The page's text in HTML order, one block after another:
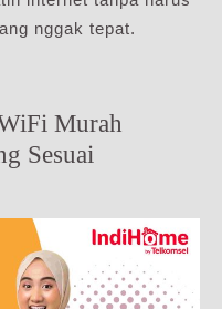
nggak tepat.
Murah
Sesuai